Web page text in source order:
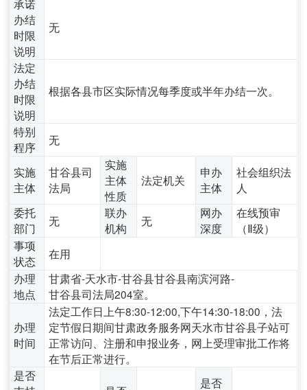
承诺
办结
时限
说明
无
法定
办结
时限
说明
根据各县市区实际情况每季度或半年办结一次。
特别
程序
无
实施
主体
甘谷县司
法局
实施
主体
性质
法定机关
申办
主体
社会组织法
人
委托
部门
无
联办
机构
无
网办
深度
在线预审
（Ⅱ级）
事项
状态
在用
办理
地点
甘肃省-天水市-甘谷县甘谷县南滨河路-
甘谷县司法局204室。
办理
时间
法定工作日上午8:30-12:00,下午14:30-18:00，法
定节假日期间甘肃政务服务网天水市甘谷县子站可
正常访问、注册和申报业务，网上受理审批工作将
在节后正常进行。
是否
是否